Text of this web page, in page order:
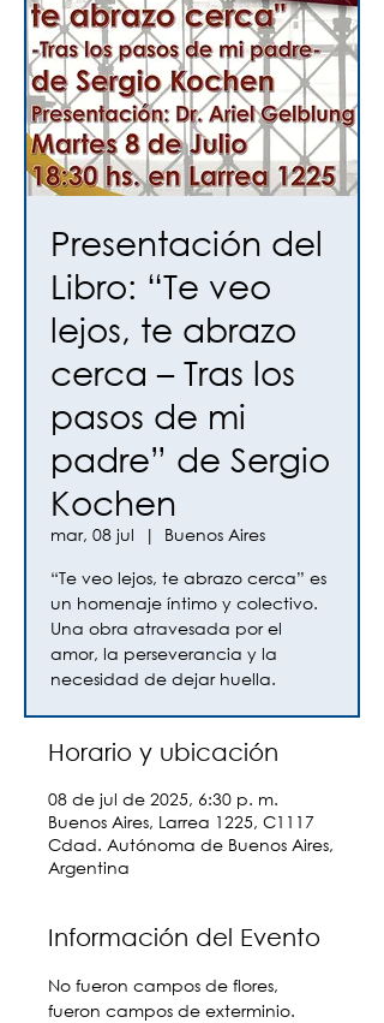
Presentación del
Libro: “Te veo
lejos, te abrazo
cerca – Tras los
pasos de mi
padre” de Sergio
Kochen
mar, 08 jul
  |
Buenos Aires
“Te veo lejos, te abrazo cerca” es
un homenaje íntimo y colectivo.
Una obra atravesada por el
amor, la perseverancia y la
necesidad de dejar huella.
Horario y ubicación
08 de jul de 2025, 6:30 p. m.
Buenos Aires, Larrea 1225, C1117
Cdad. Autónoma de Buenos Aires,
Argentina
Información del Evento
No fueron campos de flores,
fueron campos de exterminio.